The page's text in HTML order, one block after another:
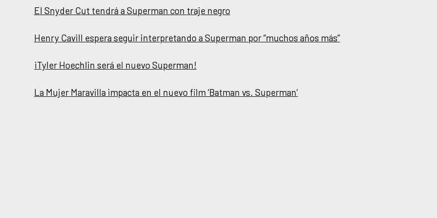
El Snyder Cut tendrá a Superman con traje negro
Henry Cavill espera seguir interpretando a Superman por “muchos años más”
¡Tyler Hoechlin será el nuevo Superman!
La Mujer Maravilla impacta en el nuevo film ‘Batman vs. Superman’